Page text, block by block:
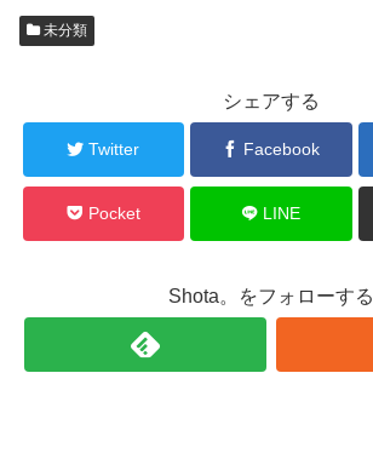
未分類
シェアする
Twitter Facebook
Pocket LINE
Shota。をフォローする